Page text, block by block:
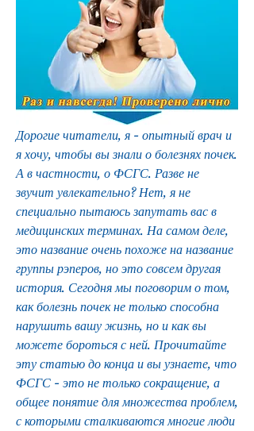
Дорогие читатели, я - опытный врач и
я хочу, чтобы вы знали о болезнях почек.
А в частности, о ФСГС. Разве не
звучит увлекательно? Нет, я не
специально пытаюсь запутать вас в
медицинских терминах. На самом деле,
это название очень похоже на название
группы рэперов, но это совсем другая
история. Сегодня мы поговорим о том,
как болезнь почек не только способна
нарушить вашу жизнь, но и как вы
можете бороться с ней. Прочитайте
эту статью до конца и вы узнаете, что
ФСГС - это не только сокращение, а
общее понятие для множества проблем,
с которыми сталкиваются многие люди